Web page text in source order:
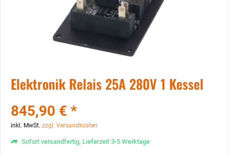
Elektronik Relais 25A 280V 1 Kessel
845,90 € *
inkl. MwSt. zzgl. Versandkosten
Sofort versandfertig, Lieferzeit 3-5 Werktage